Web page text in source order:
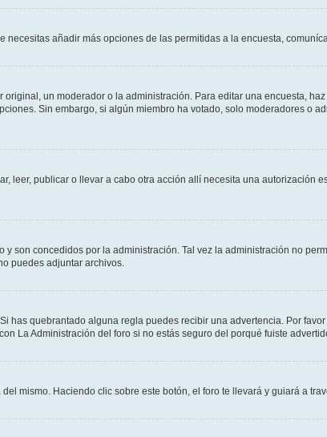
añadir más opciones de las permitidas a la encuesta,
un moderador o la administración. Para editar una encuesta,
Sin embargo, si algún miembro ha votado, solo moderadores o
leer, publicar o llevar a cabo otra acción allí necesita una autorización
son concedidos por la administración. Tal vez la administración no
puedes adjuntar archivos.
has quebrantado alguna regla puedes recibir una advertencia. Por
La Administración del foro si no estás seguro del porqué fuiste
mismo. Haciendo clic sobre este botón, el foro te llevará y guiará a